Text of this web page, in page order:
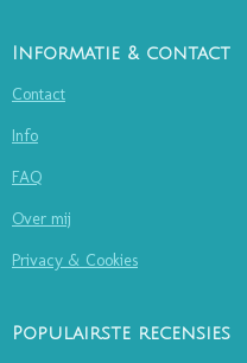
Informatie & contact
Contact
Info
FAQ
Over mij
Privacy & Cookies
Populairste recensies